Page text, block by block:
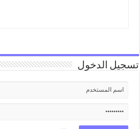
تسجيل الدخول